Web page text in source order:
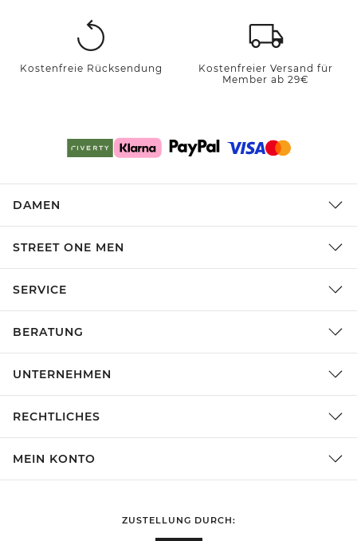
Kostenfreie Rücksendung
Kostenfreier Versand für
Member ab 29€
DAMEN
STREET ONE MEN
SERVICE
BERATUNG
UNTERNEHMEN
RECHTLICHES
MEIN KONTO
ZUSTELLUNG DURCH: